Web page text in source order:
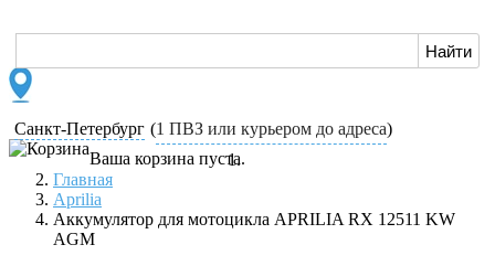
Санкт-Петербург (1 ПВЗ или курьером до адреса)
Ваша корзина пуста.
Главная
Aprilia
Аккумулятор для мотоцикла APRILIA RX 12511 KW
AGM